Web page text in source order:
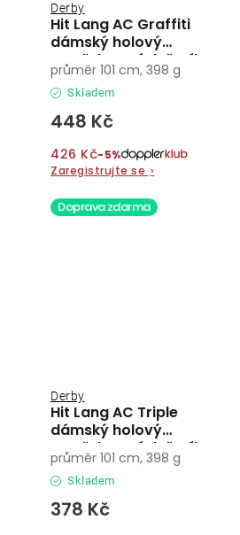
Hit Lang AC Graffiti
dámský holový
vystřelovací deštník
Derby
Skladem
448 Kč
426 Kč−5%
Zaregistrujte se ›
průměr 101 cm, 398 g
Doprava zdarma
Hit Lang AC Triple
dámský holový
vystřelovací deštník
Derby
Skladem
378 Kč
průměr 101 cm, 398 g